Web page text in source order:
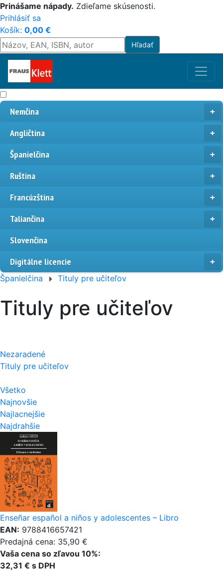
Prinášame nápady. Zdieľame skúsenosti.
Prihlásiť sa
Košík: 0,00 €
Nemčina
Angličtina
Španielčina
Ruština
Francúzština
Taliančina
Slovenčina
Digitálne licencie
Španielčina Tituly pre učiteľov
Tituly pre učiteľov
Nezaradené
Tituly pre učiteľov
Všetko
Najnovšie
Najlacnejšie
Najdrahšie
Enseñar español a niños y adolescentes – Libro
EAN: 9788416657421
Predajná cena: 35,90 €
Vaša cena so zľavou 10%:
32,31 € s DPH